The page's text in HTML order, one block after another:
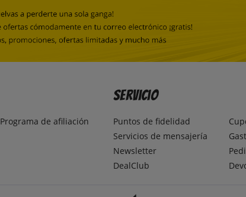
Programa de afiliación
Servicio
Puntos de fidelidad
Servicios de mensajería
Newsletter
DealClub